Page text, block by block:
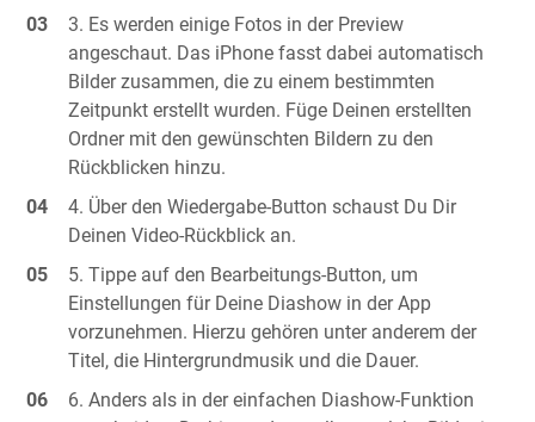
Es werden einige Fotos in der Preview
angeschaut. Das iPhone fasst dabei automatisch
Bilder zusammen, die zu einem bestimmten
Zeitpunkt erstellt wurden. Füge Deinen erstellten
Ordner mit den gewünschten Bildern zu den
Rückblicken hinzu.
Über den Wiedergabe-Button schaust Du Dir
Deinen Video-Rückblick an.
Tippe auf den Bearbeitungs-Button, um
Einstellungen für Deine Diashow in der App
vorzunehmen. Hierzu gehören unter anderem der
Titel, die Hintergrundmusik und die Dauer.
Anders als in der einfachen Diashow-Funktion